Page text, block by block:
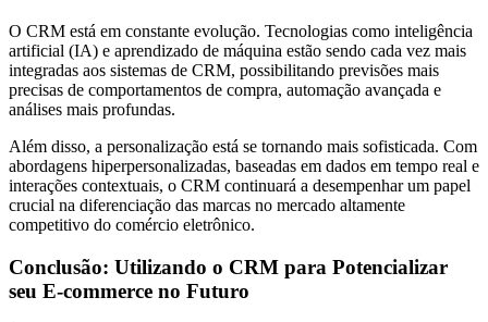
O CRM está em constante evolução. Tecnologias como inteligência
artificial (IA) e aprendizado de máquina estão sendo cada vez mais
integradas aos sistemas de CRM, possibilitando previsões mais
precisas de comportamentos de compra, automação avançada e
análises mais profundas.
Além disso, a personalização está se tornando mais sofisticada. Com
abordagens hiperpersonalizadas, baseadas em dados em tempo real e
interações contextuais, o CRM continuará a desempenhar um papel
crucial na diferenciação das marcas no mercado altamente
competitivo do comércio eletrônico.
Conclusão: Utilizando o CRM para Potencializar
seu E-commerce no Futuro